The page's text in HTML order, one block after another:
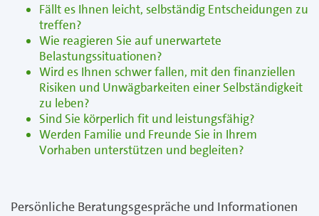
Fällt es Ihnen leicht, selbständig Entscheidungen zu
treffen?
Wie reagieren Sie auf unerwartete
Belastungssituationen?
Wird es Ihnen schwer fallen, mit den finanziellen
Risiken und Unwägbarkeiten einer Selbständigkeit
zu leben?
Sind Sie körperlich fit und leistungsfähig?
Werden Familie und Freunde Sie in Ihrem
Vorhaben unterstützen und begleiten?
Persönliche Beratungsgespräche und Informationen